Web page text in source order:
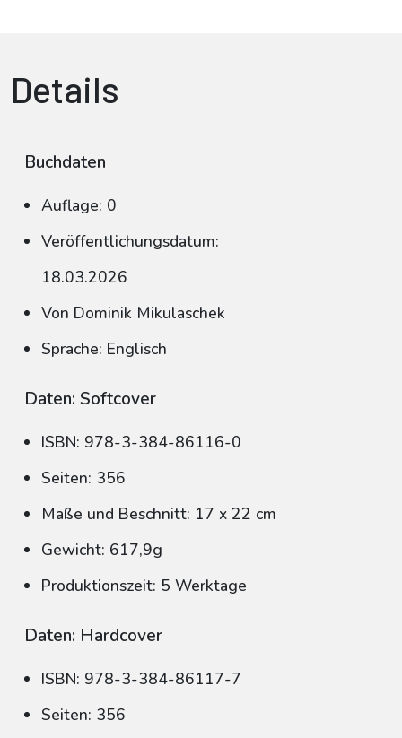
Details
Buchdaten
Auflage: 0
Veröffentlichungsdatum:
18.03.2026
Von Dominik Mikulaschek
Sprache: Englisch
Daten: Softcover
ISBN: 978-3-384-86116-0
Seiten: 356
Maße und Beschnitt: 17 x 22 cm
Gewicht: 617,9g
Produktionszeit: 5 Werktage
Daten: Hardcover
ISBN: 978-3-384-86117-7
Seiten: 356